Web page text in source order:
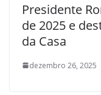
Presidente
de 2025 e
da Casa
dezembro 26, 2025